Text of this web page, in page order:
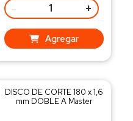
- +
Agregar
DISCO DE CORTE 180 x 1,6
mm DOBLE A Master